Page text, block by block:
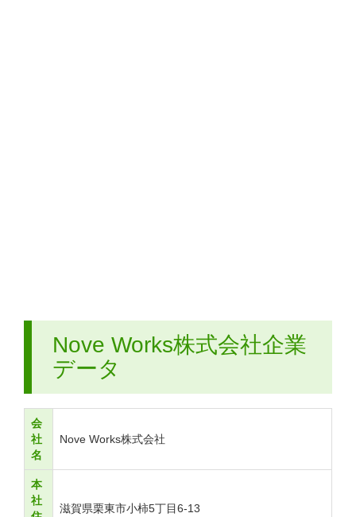
Nove Works株式会社企業
データ
会
社
名
Nove Works株式会社
本
社
滋賀県栗東市小柿5丁目6-13